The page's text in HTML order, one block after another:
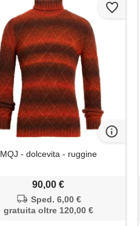
MQJ - dolcevita - ruggine
90,00 €
Sped. 6,00 €
gratuita oltre 120,00 €